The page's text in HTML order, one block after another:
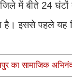
बीते 24 घंटों में
इससे पहले यह
का सामाजिक